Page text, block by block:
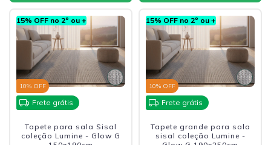
15% OFF no 2º ou +
10% OFF
Frete grátis
Tapete para sala Sisal
coleção Lumine - Glow G
15% OFF no 2º ou +
10% OFF
Frete grátis
Tapete grande para sala
sisal coleção Lumine -